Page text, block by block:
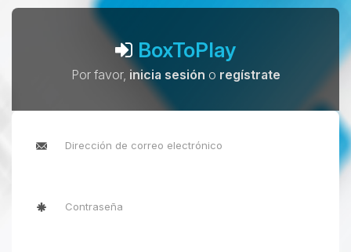
BoxToPlay
Por favor, inicia sesión o regístrate